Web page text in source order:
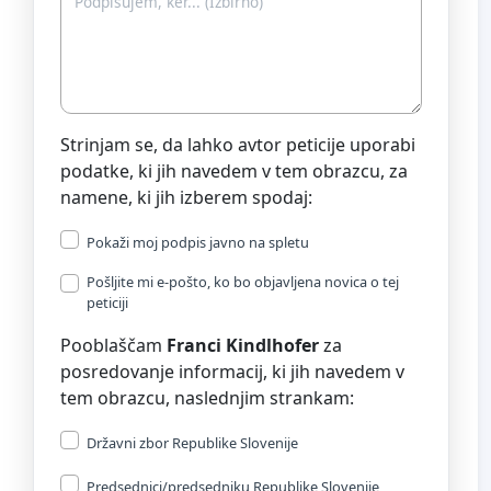
Strinjam se, da lahko avtor peticije uporabi
podatke, ki jih navedem v tem obrazcu, za
namene, ki jih izberem spodaj:
Pokaži moj podpis javno na spletu
Pošljite mi e-pošto, ko bo objavljena novica o tej
peticiji
Pooblaščam Franci Kindlhoferza
posredovanje informacij, ki jih navedem v
tem obrazcu, naslednjim strankam:
Državni zbor Republike Slovenije
Predsednici/predsedniku Republike Slovenije